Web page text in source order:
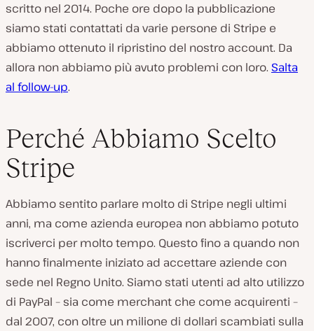
scritto nel 2014. Poche ore dopo la pubblicazione
siamo stati contattati da varie persone di Stripe e
abbiamo ottenuto il ripristino del nostro account. Da
allora non abbiamo più avuto problemi con loro. Salta
al follow-up.
Perché Abbiamo Scelto
Stripe
Abbiamo sentito parlare molto di Stripe negli ultimi
anni, ma come azienda europea non abbiamo potuto
iscriverci per molto tempo. Questo fino a quando non
hanno finalmente iniziato ad accettare aziende con
sede nel Regno Unito. Siamo stati utenti ad alto utilizzo
di PayPal – sia come merchant che come acquirenti –
dal 2007, con oltre un milione di dollari scambiati sulla